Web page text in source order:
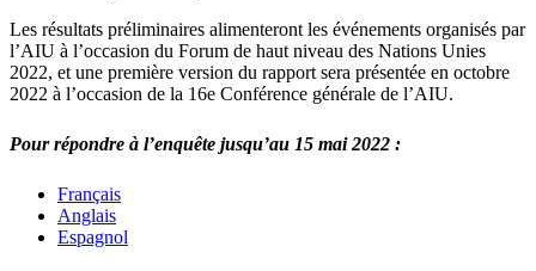
Les résultats préliminaires alimenteront les événements organisés par
l’AIU à l’occasion du Forum de haut niveau des Nations Unies
2022, et une première version du rapport sera présentée en octobre
2022 à l’occasion de la 16e Conférence générale de l’AIU.
Pour répondre à l’enquête jusqu’au 15 mai 2022 :
Français
Anglais
Espagnol